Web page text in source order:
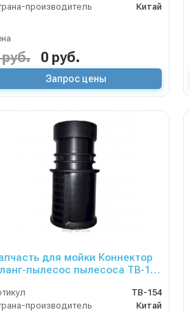
производитель
Китай
0 руб.
Запрос цены
для мойки Коннектор
пылесос пылесоса TB-111
TB-154
производитель
Китай